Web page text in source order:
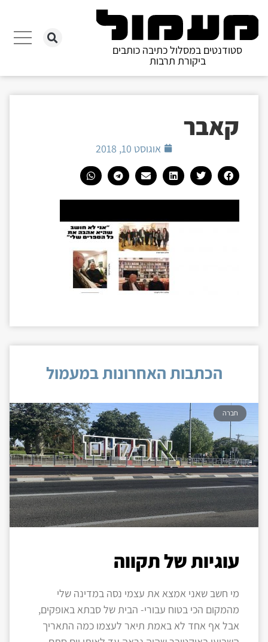
סטודנטים במסלול כתיבה כותבים
ביקורת תרבות
קאבר
אוגוסט 10, 2018
הכתבות האחרונות במעמול
חברה
עוגיות של תקווה
מי חשב שאני אמצא את עצמי נסה במדינה שלי
מהמקום הכי בטוח עבורי- הבית של סבתא באופקים,
אבל אף אחד לא באמת תיאר לעצמו כמה התאריך